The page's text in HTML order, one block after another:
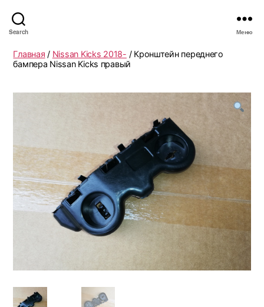
Search Меню
Главная / Nissan Kicks 2018- / Кронштейн переднего
бампера Nissan Kicks правый